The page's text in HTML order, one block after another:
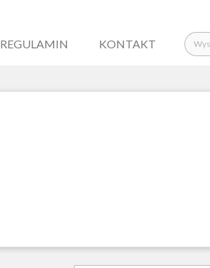
REGULAMIN KONTAKT